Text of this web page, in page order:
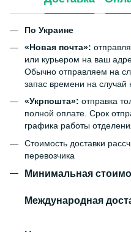
По Украине
«Новая почта»:
или курьером на ваш
Обычно отправляем на
запас времени на случай
«Укрпошта»: отправка
полной оплате. Срок
графика работы
Стоимость доставки
перевозчика
Минимальная
Международная